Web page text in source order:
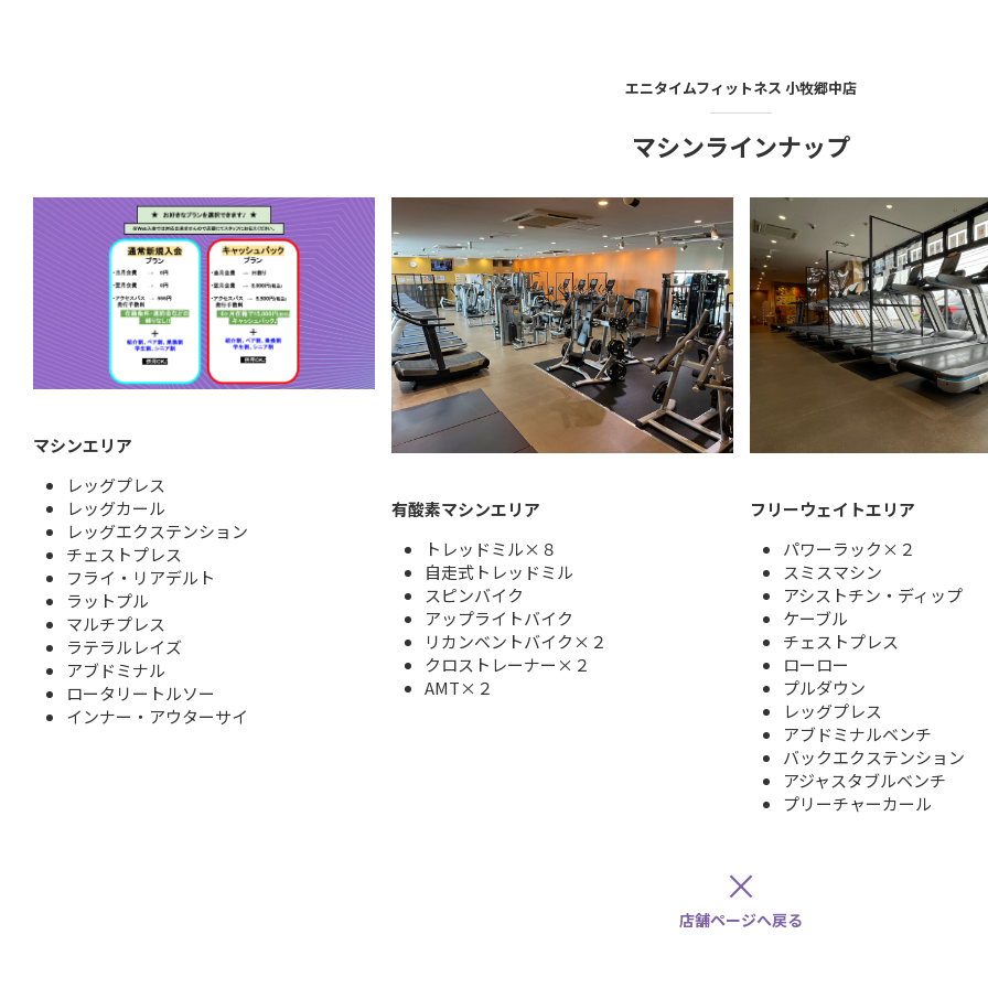
エニタイムフィットネス 小牧郷中店
マシンラインナップ
マシンエリア
レッグプレス
レッグカール
レッグエクステンション
チェストプレス
フライ・リアデルト
ラットプル
マルチプレス
ラテラルレイズ
アブドミナル
ロータリートルソー
インナー・アウターサイ
有酸素マシンエリア
トレッドミル×８
自走式トレッドミル
スピンバイク
アップライトバイク
リカンベントバイク×２
クロストレーナー×２
AMT×２
フリーウェイトエリア
パワーラック×２
スミスマシン
アシストチン・ディップ
ケーブル
チェストプレス
ローロー
プルダウン
レッグプレス
アブドミナルベンチ
バックエクステンション
アジャスタブルベンチ
プリーチャーカール
×
店舗ページへ戻る